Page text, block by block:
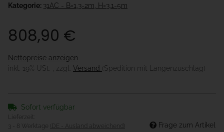
Kategorie: 31AC - B=1,3-2m, H=3,1-5m
808,90 €
Nettopreise anzeigen
inkl. 19% USt. , zzgl. Versand (Spedition mit Längenzuschlag)
Sofort verfügbar
Lieferzeit:
3 - 8 Werktage
(DE - Ausland abweichend) Frage zum Artikel